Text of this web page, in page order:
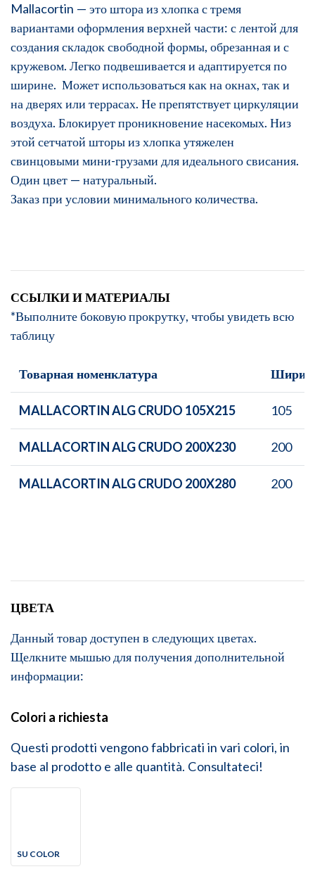
Mallacortin — это штора из хлопка с тремя
вариантами оформления верхней части: с лентой для
создания складок свободной формы, обрезанная и с
кружевом. Легко подвешивается и адаптируется по
ширине. Может использоваться как на окнах, так и
на дверях или террасах. Не препятствует циркуляции
воздуха. Блокирует проникновение насекомых. Низ
этой сетчатой шторы из хлопка утяжелен
свинцовыми мини-грузами для идеального свисания.
Один цвет — натуральный.
Заказ при условии минимального количества.
ССЫЛКИ И МАТЕРИАЛЫ
*Выполните боковую прокрутку, чтобы увидеть всю
таблицу
Товарная номенклатура
MALLACORTIN ALG CRUDO 105X215 105
MALLACORTIN ALG CRUDO 200X230 200
MALLACORTIN ALG CRUDO 200X280 200
ЦВЕТА
Данный товар доступен в следующих цветах.
Щелкните мышью для получения дополнительной
информации:
Colori a richiesta
Questi prodotti vengono fabbricati in vari colori, in
base al prodotto e alle quantità. Consultateci!
SU COLOR